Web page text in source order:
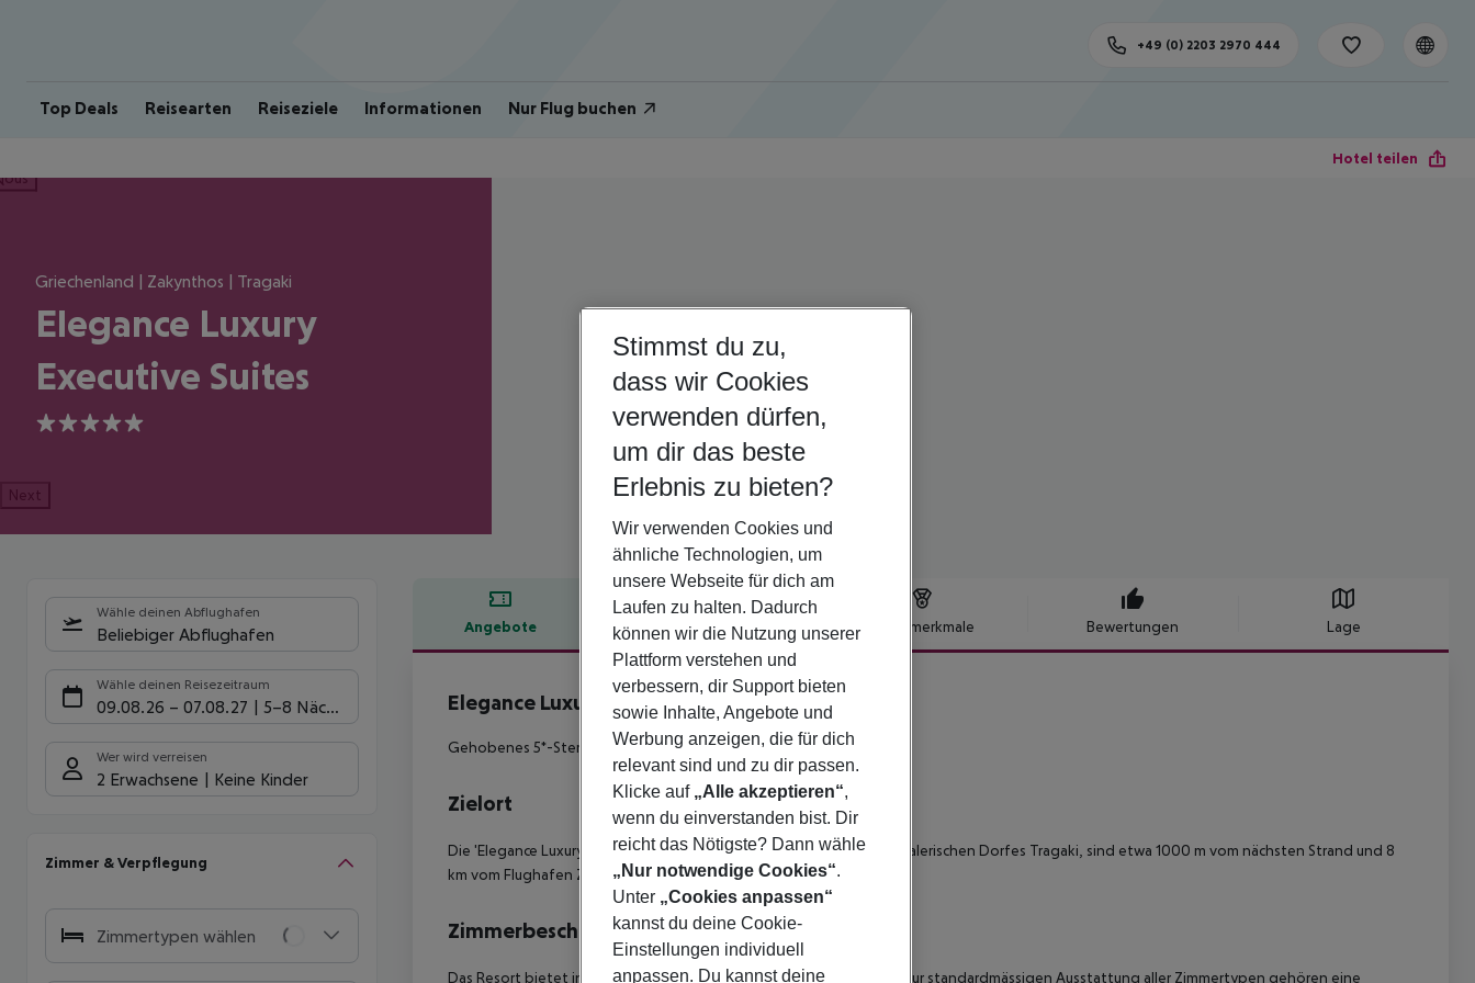
Top Deals Reisearten Reiseziele Informationen Nur Flug buchen
+49 (0) 2203 2970 444
Hotel teilen
Griechenland | Zakynthos | Tragaki
Elegance Luxury
Executive Suites
5
Next
Wähle deinen Abflughafen
Beliebiger Abflughafen
Wähle deinen Reisezeitraum
09.08.26 – 07.08.27 5-8 Nächte
Wer wird verreisen
2 Erwachsene Keine Kinder
Zimmer & Verpflegung
Zimmertypen wählen
Angebote Hotelbeschreibung Hotelmerkmale Bewertungen Lage
Hotelbeschreibung
Elegance Luxury Executive Suites
5
Gehobenes 5*-Sterne 'Adults Only' Resort!
Zielort
Die 'Elegance Luxury Executive Suites' befinden sich am Rande des malerischen Dorfes Tragaki, sind etwa 1000 m vom nächsten Strand und 8
km vom Flughafen Zakynthos entfernt.
Zimmerbeschreibung
Das Resort bietet insgesamt 46 Wohneinheiten verschiedener Art. Zur standardmässigen Ausstattung aller Zimmertypen gehören eine
Stimmst du zu,
dass wir Cookies
verwenden dürfen,
um dir das beste
Erlebnis zu bieten?
Wir verwenden Cookies und
ähnliche Technologien, um
unsere Webseite für dich am
Laufen zu halten. Dadurch
können wir die Nutzung unserer
Plattform verstehen und
verbessern, dir Support bieten
sowie Inhalte, Angebote und
Werbung anzeigen, die für dich
relevant sind und zu dir passen.
Klicke auf „Alle akzeptieren“,
wenn du einverstanden bist. Dir
reicht das Nötigste? Dann wähle
„Nur notwendige Cookies“.
Unter „Cookies anpassen“
kannst du deine Cookie-
Einstellungen individuell
anpassen. Du kannst deine